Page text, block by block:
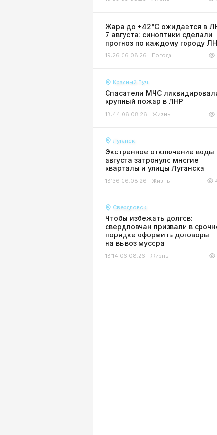
Жара до +42°С ожидается в
7 августа: синоптики сделали
прогноз по каждому городу
19:26 06.08.26 Погода
Красный Луч
Спасатели МЧС
крупный пожар в ЛНР
18:44 06.08.26 Жизнь
Луганск
Экстренное отключение воды
августа затронуло многие
кварталы и улицы Луганска
18:36 06.08.26 Жизнь
Свердловск
Чтобы избежать долгов:
свердловчан призвали в
порядке оформить договоры
на вывоз мусора
18:14 06.08.26 Жизнь